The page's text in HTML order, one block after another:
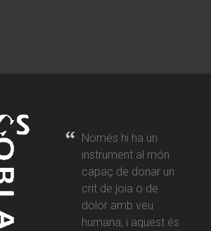
Només hi ha un
instrument al món
capaç de donar un
crit de joia o de
dolor amb veu
humana, i aquest és